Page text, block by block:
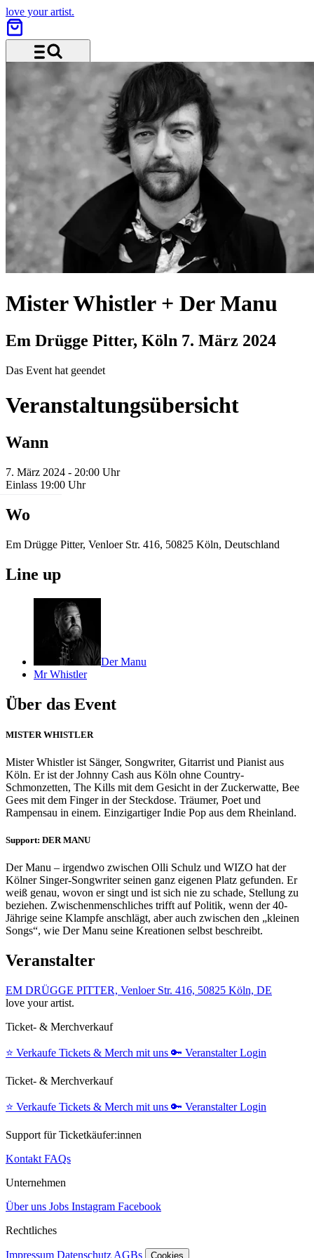
love your artist.
Menü und Suche
Mister Whistler + Der Manu
Em Drügge Pitter, Köln 7. März 2024
Das Event hat geendet
Veranstaltungsübersicht
Wann
7. März 2024 - 20:00 Uhr
Einlass 19:00 Uhr
Wo
Em Drügge Pitter, Venloer Str. 416, 50825 Köln, Deutschland
Line up
Der Manu
Mr Whistler
Über das Event
MISTER WHISTLER
Mister Whistler ist Sänger, Songwriter, Gitarrist und Pianist aus
Köln. Er ist der Johnny Cash aus Köln ohne Country-
Schmonzetten, The Kills mit dem Gesicht in der Zuckerwatte, Bee
Gees mit dem Finger in der Steckdose. Träumer, Poet und
Rampensau in einem. Einzigartiger Indie Pop aus dem Rheinland.
Support: DER MANU
Der Manu – irgendwo zwischen Olli Schulz und WIZO hat der
Kölner Singer-Songwriter seinen ganz eigenen Platz gefunden. Er
weiß genau, wovon er singt und ist sich nie zu schade, Stellung zu
beziehen. Zwischenmenschliches trifft auf Politik, wenn der 40-
Jährige seine Klampfe anschlägt, aber auch zwischen den „kleinen
Songs“, wie Der Manu seine Kreationen selbst beschreibt.
Veranstalter
EM DRÜGGE PITTER, Venloer Str. 416, 50825 Köln, DE
love your artist.
Ticket- & Merchverkauf
⭐️ Verkaufe Tickets & Merch mit uns 🔑 Veranstalter Login
Ticket- & Merchverkauf
⭐️ Verkaufe Tickets & Merch mit uns 🔑 Veranstalter Login
Support für Ticketkäufer:innen
Kontakt FAQs
Unternehmen
Über uns Jobs Instagram Facebook
Rechtliches
Impressum Datenschutz AGBs Cookies